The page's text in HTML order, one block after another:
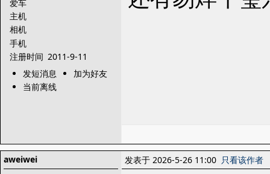
爱车
主机
相机
手机
注册时间 2011-9-11
发短消息
加为好友
当前离线
aweiwei
发表于 2026-5-26 11:00 只看该作者